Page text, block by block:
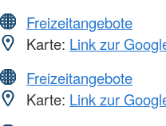
Freizeitangebote
Karte: Link zur
Freizeitangebote
Karte: Link zur